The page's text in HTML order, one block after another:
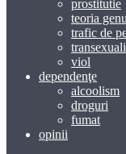
prostitutie
teoria
trafic de
viol
dependenţe
alcoolism
droguri
fumat
opinii